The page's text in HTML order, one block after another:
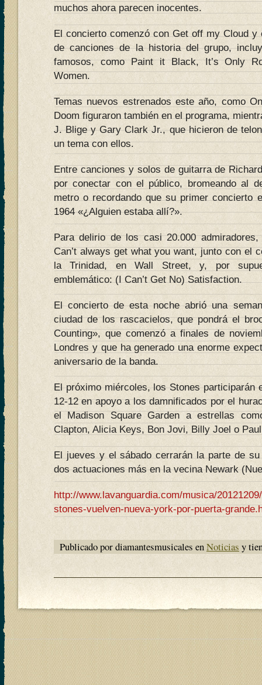
muchos ahora parecen inocentes.
El concierto comenzó con Get off my Cloud y
de canciones de la historia del grupo,
famosos, como Paint it Black, It’s Only
Women.
Temas nuevos estrenados este año, como
Doom figuraron también en el programa,
J. Blige y Gary Clark Jr., que hicieron de
un tema con ellos.
Entre canciones y solos de guitarra de
por conectar con el público, bromeando al
metro o recordando que su primer concierto
1964 «¿Alguien estaba allí?».
Para delirio de los casi 20.000
Can’t always get what you want, junto con el
la Trinidad, en Wall Street, y, por
emblemático: (I Can’t Get No) Satisfaction.
El concierto de esta noche abrió una
ciudad de los rascacielos, que pondrá el
Counting», que comenzó a finales de
Londres y que ha generado una enorme
aniversario de la banda.
El próximo miércoles, los Stones participarán
12-12 en apoyo a los damnificados por el
el Madison Square Garden a estrellas
Clapton, Alicia Keys, Bon Jovi, Billy Joel o
El jueves y el sábado cerrarán la parte de
dos actuaciones más en la vecina Newark
http://www.lavanguardia.com/musica/
stones-vuelven-nueva-york-por-puerta-
Publicado por diamantesmusicales enNoticias y